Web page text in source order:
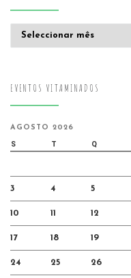
EVENTOS VITAMINADOS
AGOSTO 2026
S T Q
3 4 5
10 11 12
17 18 19
24 25 26